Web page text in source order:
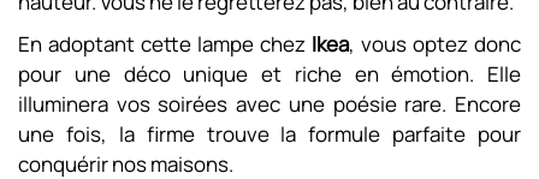
En adoptant cette lampe chez Ikea, vous optez donc
pour une déco unique et riche en émotion. Elle
illuminera vos soirées avec une poésie rare. Encore
une fois, la firme trouve la formule parfaite pour
conquérir nos maisons.